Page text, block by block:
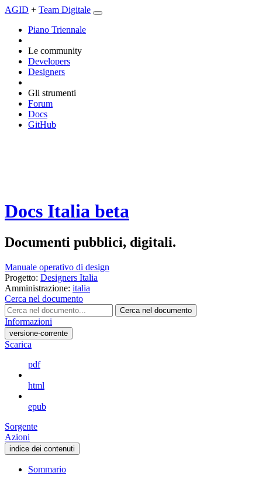
AGID + Team Digitale
Piano Triennale
Le community
Developers
Designers
Gli strumenti
Forum
Docs
GitHub
Docs Italia beta
Documenti pubblici, digitali.
Manuale operativo di design
Progetto: Designers Italia
Amministrazione: italia
Cerca nel documento
Cerca nel documento
Informazioni
versione-corrente
Scarica
pdf
html
epub
Sorgente
Azioni
indice dei contenuti
Sommario